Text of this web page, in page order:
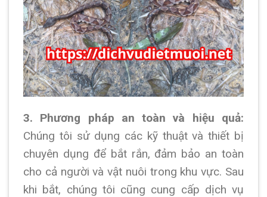
3. Phương pháp an toàn và hiệu quả:
Chúng tôi sử dụng các kỹ thuật và thiết bị
chuyên dụng để bắt rắn, đảm bảo an toàn
cho cả người và vật nuôi trong khu vực. Sau
khi bắt, chúng tôi cũng cung cấp dịch vụ